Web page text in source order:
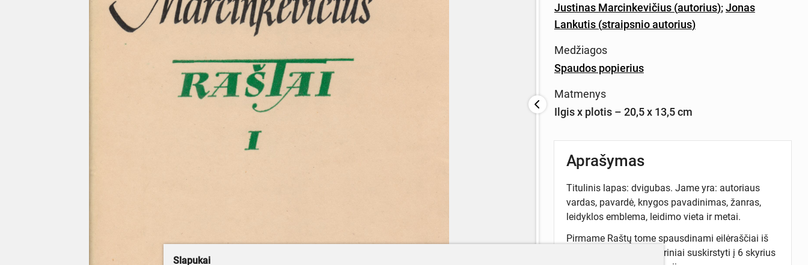
Justinas Marcinkevičius (autorius);Jonas
Lankutis (straipsnio autorius)
Medžiagos
Spaudos popierius
Matmenys
Ilgis x plotis – 20,5 x 13,5 cm
Aprašymas
Titulinis lapas: dvigubas. Jame yra: autoriaus
vardas, pavardė, knygos pavadinimas, žanras,
leidyklos emblema, leidimo vieta ir metai.
Pirmame Raštų tome spausdinami eilėraščiai iš
visų lyrikos rinkinių. Kūriniai suskirstyti į 6 skyrius
Slapukai